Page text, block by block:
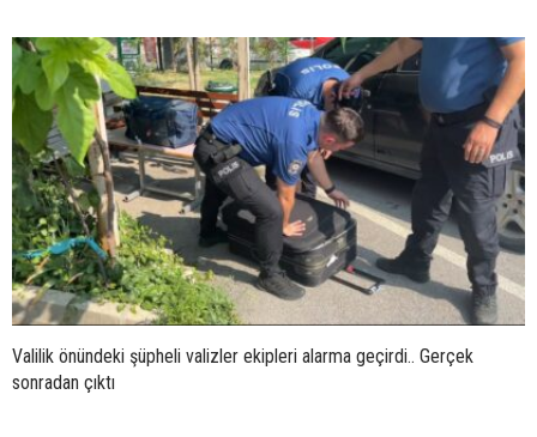
Valilik önündeki şüpheli valizler ekipleri alarma geçirdi.. Gerçek
sonradan çıktı